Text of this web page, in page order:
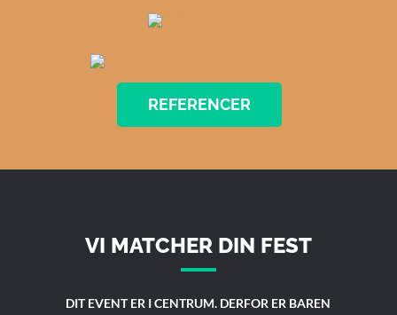
REFERENCER
VI MATCHER DIN FEST
DIT EVENT ER I CENTRUM. DERFOR ER BAREN